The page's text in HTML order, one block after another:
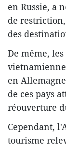
en Russie, a
de
des
De même,
en
de ces pays
réouverture
Cependant,
tourisme